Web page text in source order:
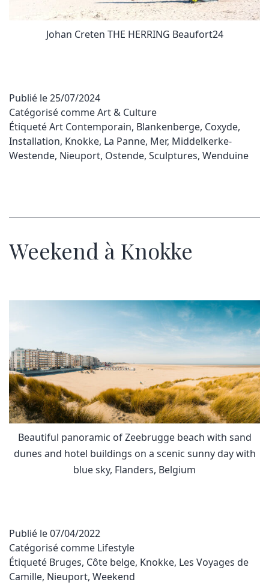
Johan Creten THE HERRING Beaufort24
Publié le25/07/2024
Catégorisé commeArt & Culture
ÉtiquetéArt Contemporain, Blankenberge, Coxyde,
Installation, Knokke, La Panne, Mer, Middelkerke-
Westende, Nieuport, Ostende, Sculptures, Wenduine
Weekend à Knokke
Beautiful panoramic of Zeebrugge beach with sand
dunes and hotel buildings on a scenic sunny day with
blue sky, Flanders, Belgium
Publié le07/04/2022
Catégorisé comme Lifestyle
Étiqueté Bruges, Côte belge, Knokke, Les Voyages de
Camille, Nieuport, Weekend